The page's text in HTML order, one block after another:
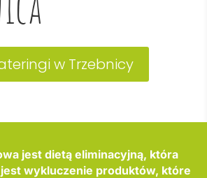
w Trzebnicy
jest dietą eliminacyjną, która
wykluczenie produktów, które